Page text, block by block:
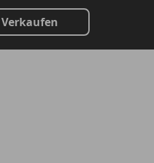
Verkaufen